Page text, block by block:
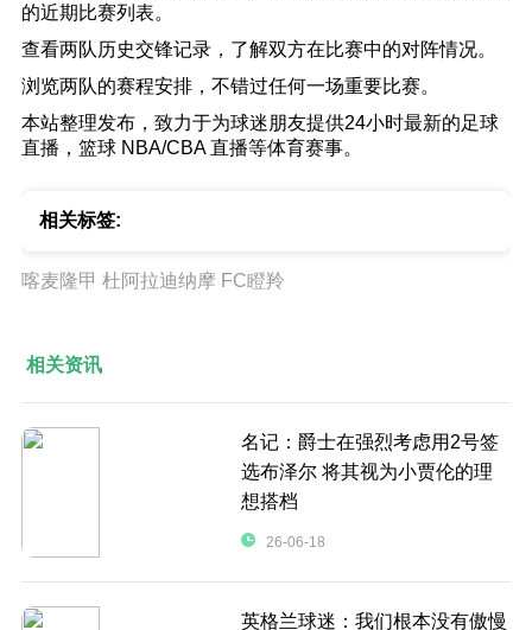
的近期比赛列表。
查看两队历史交锋记录，了解双方在比赛中的对阵情况。
浏览两队的赛程安排，不错过任何一场重要比赛。
本站整理发布，致力于为球迷朋友提供24小时最新的足球
直播，篮球 NBA/CBA 直播等体育赛事。
相关标签:
喀麦隆甲 杜阿拉迪纳摩 FC瞪羚
相关资讯
名记：爵士在强烈考虑用2号签
选布泽尔 将其视为小贾伦的理
想搭档
26-06-18
英格兰球迷：我们根本没有傲慢